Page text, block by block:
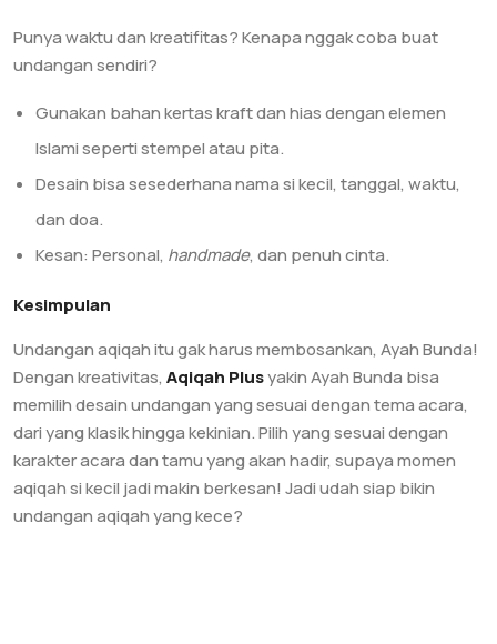
Punya waktu dan kreatifitas? Kenapa nggak coba buat
undangan sendiri?
Gunakan bahan kertas kraft dan hias dengan elemen
Islami seperti stempel atau pita.
Desain bisa sesederhana nama si kecil, tanggal, waktu,
dan doa.
Kesan: Personal, handmade, dan penuh cinta.
Kesimpulan
Undangan aqiqah itu gak harus membosankan, Ayah Bunda!
Dengan kreativitas, Aqiqah Plusyakin Ayah Bunda bisa
memilih desain undangan yang sesuai dengan tema acara,
dari yang klasik hingga kekinian. Pilih yang sesuai dengan
karakter acara dan tamu yang akan hadir, supaya momen
aqiqah si kecil jadi makin berkesan! Jadi udah siap bikin
undangan aqiqah yang kece?